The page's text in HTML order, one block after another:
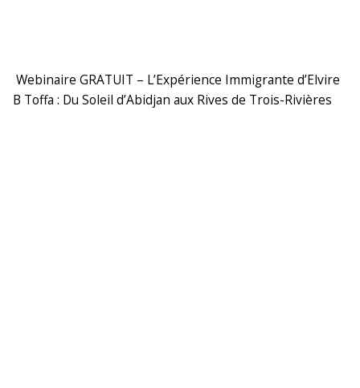
Webinaire GRATUIT – L’Expérience Immigrante d’Elvire
B Toffa : Du Soleil d’Abidjan aux Rives de Trois-Rivières